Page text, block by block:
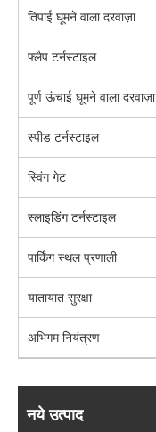
तिपाई घूमने वाला दरवाज़ा
फ्लैप टर्नस्टाइल
पूर्ण ऊंचाई घूमने वाला दरवाज़ा
स्पीड टर्नस्टाइल
स्विंग गेट
स्लाइडिंग टर्नस्टाइल
पार्किंग स्थल प्रणाली
यातायात सुरक्षा
अभिगम नियंत्रण
नये उत्पाद